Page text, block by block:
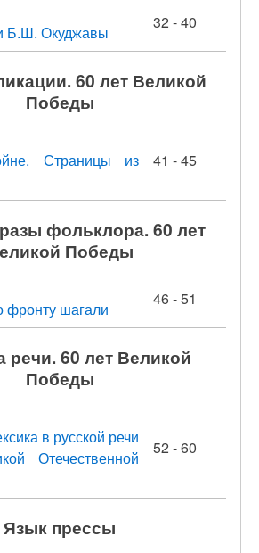
Б.Ш. Окуджавы
32 - 40
60 лет Великой
Победы
Страницы из
41 - 45
фольклора. 60 лет
Победы
фронту шагали
46 - 51
речи. 60 лет Великой
Победы
в русской речи
Отечественной
52 - 60
Язык прессы